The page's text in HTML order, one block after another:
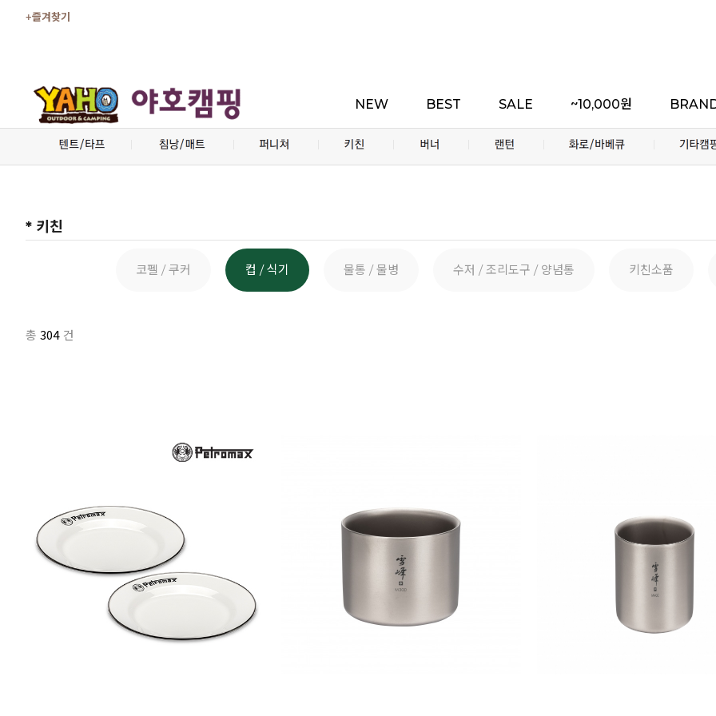
+즐겨찾기
NEW BEST SALE ~10,000원
* 키친
코펠 / 쿠커 컵 / 식기 물통 / 물병 수저 / 조리도구 / 양념통 키친소품
총 304 건